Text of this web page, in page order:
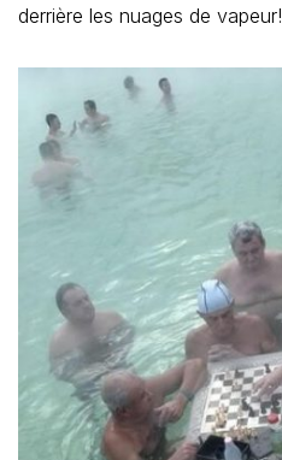
derrière les nuages de vapeur!